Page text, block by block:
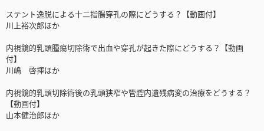
ステント逸脱による十二指腸穿孔の際にどうする？【動画付】
川上裕次郎ほか
内視鏡的乳頭腫瘍切除術で出血や穿孔が起きた際にどうする？【動画
付】
川嶋 啓揮ほか
内視鏡的乳頭切除術後の乳頭狭窄や管腔内遺残病変の治療をどうする？
【動画付】
山本健治郎ほか